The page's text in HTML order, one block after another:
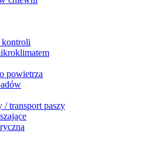
kontroli
powietrza
/ transport paszy